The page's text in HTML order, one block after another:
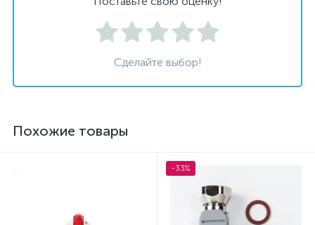
Сделайте выбор!
Похожие товары
-33%